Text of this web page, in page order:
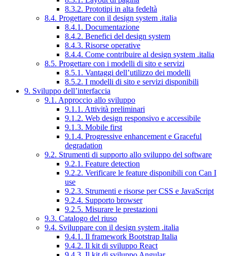
8.3.2. Prototipi in alta fedeltà
8.4. Progettare con il design system .italia
8.4.1. Documentazione
8.4.2. Benefici del design system
8.4.3. Risorse operative
8.4.4. Come contribuire al design system .italia
8.5. Progettare con i modelli di sito e servizi
8.5.1. Vantaggi dell’utilizzo dei modelli
8.5.2. I modelli di sito e servizi disponibili
9. Sviluppo dell’interfaccia
9.1. Approccio allo sviluppo
9.1.1. Attività preliminari
9.1.2. Web design responsivo e accessibile
9.1.3. Mobile first
9.1.4. Progressive enhancement e Graceful
degradation
9.2. Strumenti di supporto allo sviluppo del software
9.2.1. Feature detection
9.2.2. Verificare le feature disponibili con Can I
use
9.2.3. Strumenti e risorse per CSS e JavaScript
9.2.4. Supporto browser
9.2.5. Misurare le prestazioni
9.3. Catalogo del riuso
9.4. Sviluppare con il design system .italia
9.4.1. Il framework Bootstrap Italia
9.4.2. Il kit di sviluppo React